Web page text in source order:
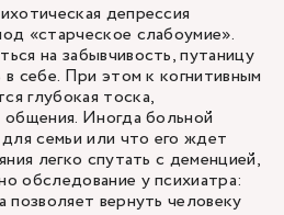
депрессия
«старческое слабоумие».
на забывчивость, путаницу
себе. При этом к когнитивным
глубокая тоска,
Иногда больной
семьи или что его ждет
легко спутать с деменцией,
обследование у психиатра:
позволяет вернуть человеку